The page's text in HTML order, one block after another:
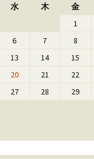
水 木 金
1
6 7 8
13 14 15
20 21 22
27 28 29